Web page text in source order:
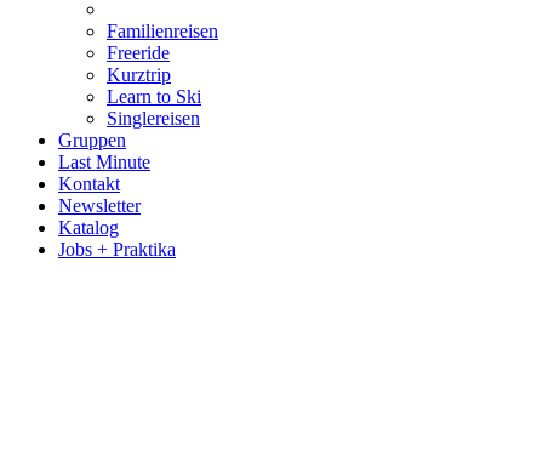
Familienreisen
Freeride
Kurztrip
Learn to Ski
Singlereisen
Gruppen
Last Minute
Kontakt
Newsletter
Katalog
Jobs + Praktika